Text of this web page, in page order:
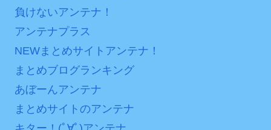
Powered by livedoor 相
互RSS
負けないアンテナ！
アンテナプラス
NEWまとめサイトアンテナ！
まとめブログランキング
あぼーんアンテナ
まとめサイトのアンテナ